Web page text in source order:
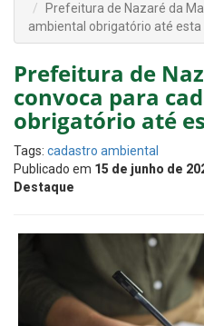
Prefeitura de Nazaré da
ambiental obrigatório até esta
Prefeitura de
convoca para
obrigatório até
Tags: cadastro ambiental
Publicado em 15 de junho de
Destaque